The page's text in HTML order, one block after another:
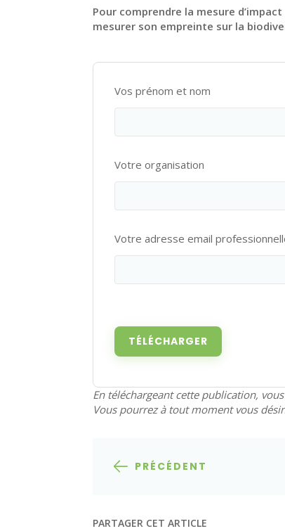
Pour comprendre la mesure
mesurer son empreinte sur la
Vos prénom et nom
Votre organisation
Votre adresse email
En téléchargeant cette publication,
Vous pourrez à tout moment vous
PRÉCÉDENT
PARTAGER CET ARTICLE